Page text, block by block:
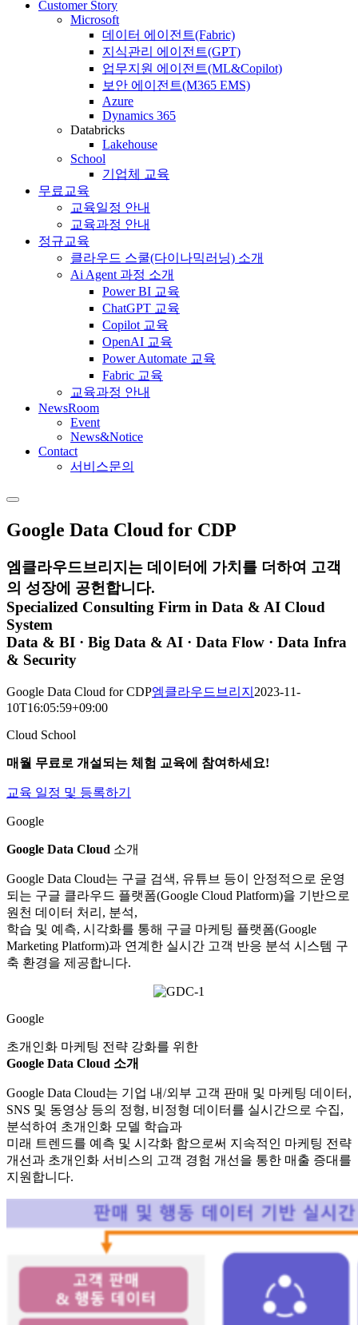
Customer Story
Microsoft
데이터 에이전트(Fabric)
지식관리 에이전트(GPT)
업무지원 에이전트(ML&Copilot)
보안 에이전트(M365 EMS)
Azure
Dynamics 365
Databricks
Lakehouse
School
기업체 교육
무료교육
교육일정 안내
교육과정 안내
정규교육
클라우드 스쿨(다이나믹러닝) 소개
Ai Agent 과정 소개
Power BI 교육
ChatGPT 교육
Copilot 교육
OpenAI 교육
Power Automate 교육
Fabric 교육
교육과정 안내
NewsRoom
Event
News&Notice
Contact
서비스문의
Google Data Cloud for CDP
엠클라우드브리지는 데이터에 가치를 더하여 고객
의 성장에 공헌합니다.
Specialized Consulting Firm in Data & AI Cloud
System
Data & BI · Big Data & AI · Data Flow · Data Infra
& Security
Google Data Cloud for CDP엠클라우드브리지 2023-11-
10T16:05:59+09:00
Cloud School
매월 무료로 개설되는 체험 교육에 참여하세요!
교육 일정 및 등록하기
Google
Google Data Cloud 소개
Google Data Cloud는 구글 검색, 유튜브 등이 안정적으로 운영
되는 구글 클라우드 플랫폼(Google Cloud Platform)을 기반으로
원천 데이터 처리, 분석,
학습 및 예측, 시각화를 통해 구글 마케팅 플랫폼(Google
Marketing Platform)과 연계한 실시간 고객 반응 분석 시스템 구
축 환경을 제공합니다.
Google
초개인화 마케팅 전략 강화를 위한
Google Data Cloud 소개
Google Data Cloud는 기업 내/외부 고객 판매 및 마케팅 데이터,
SNS 및 동영상 등의 정형, 비정형 데이터를 실시간으로 수집,
분석하여 초개인화 모델 학습과
미래 트렌드를 예측 및 시각화 함으로써 지속적인 마케팅 전략
개선과 초개인화 서비스의 고객 경험 개선을 통한 매출 증대를
지원합니다.